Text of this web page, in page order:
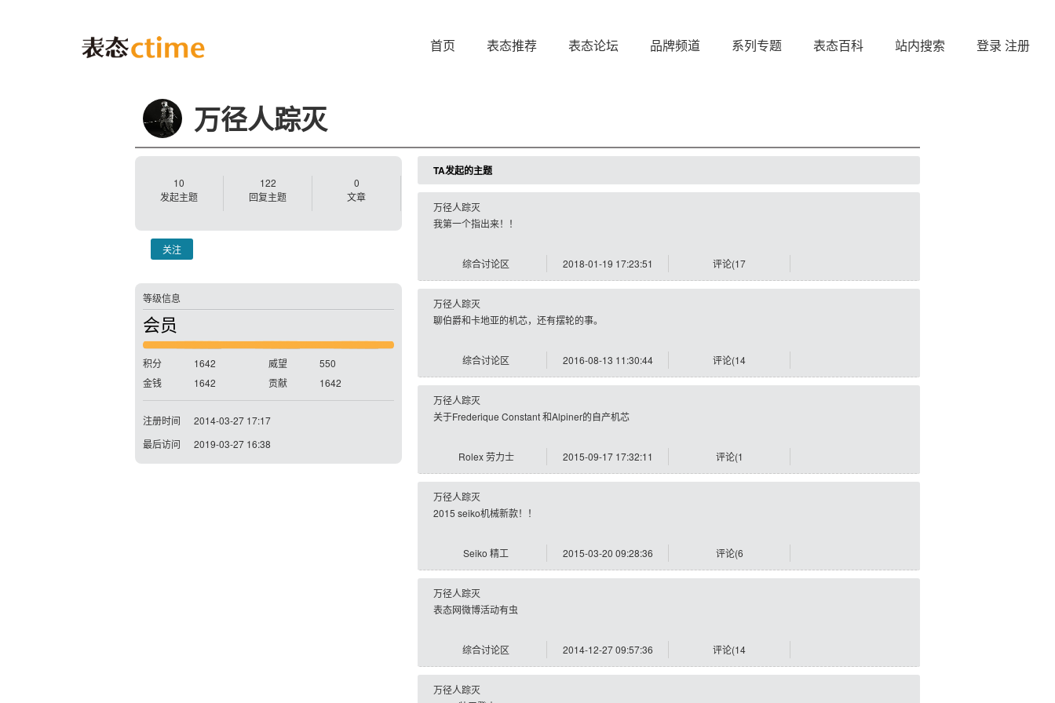
首页 表态推荐 表态论坛 品牌频道 系列专题 表态百科 站内搜索 登录 注册
万径人踪灭
10
发起主题
122
回复主题
0
文章
关注
等级信息
会员
积分 1642 威望
550
金钱
1642 贡献 1642
注册时间
2014-03-27 17:17
最后访问
2019-03-27 16:38
TA发起的主题
万径人踪灭
我第一个指出来！！
综合讨论区 2018-01-19 17:23:51 评论(17
万径人踪灭
聊伯爵和卡地亚的机芯，还有摆轮的事。
综合讨论区 2016-08-13 11:30:44 评论(14
万径人踪灭
关于Frederique Constant 和Alpiner的自产机芯
Rolex 劳力士 2015-09-17 17:32:11 评论(1
万径人踪灭
2015 seiko机械新款！！
Seiko 精工 2015-03-20 09:28:36 评论(6
万径人踪灭
表态网微博活动有虫
综合讨论区 2014-12-27 09:57:36 评论(14
万径人踪灭